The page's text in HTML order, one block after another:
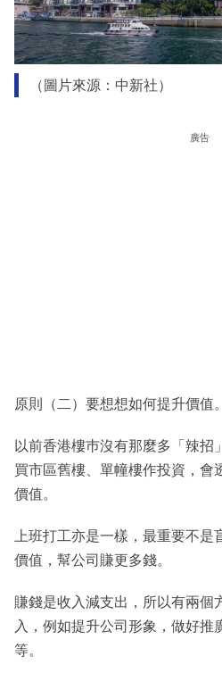
（圖片來源：中新社）
廣告
原則（二）要想想如何提升價值
以前香港樓巿沒有那麼多「辣招
買市區舊樓、單幢樓作投資，會
價值。
上班打工亦是一樣，最重要不
價值，幫公司賺更多錢。
賺錢是收入減支出，所以有兩個
入，例如提升公司形象，做好推
等。